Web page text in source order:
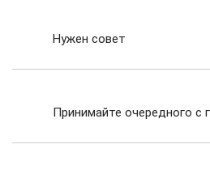
Нужен совет
Принимайте очередного с